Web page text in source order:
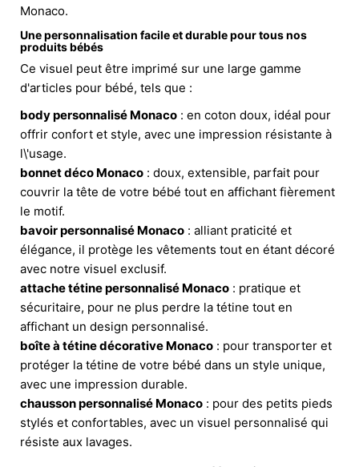
Monaco.
Une personnalisation facile et durable pour tous nos
produits bébés
Ce visuel peut être imprimé sur une large gamme
d'articles pour bébé, tels que :
body personnalisé Monaco : en coton doux, idéal pour
offrir confort et style, avec une impression résistante à
l\'usage.
bonnet déco Monaco : doux, extensible, parfait pour
couvrir la tête de votre bébé tout en affichant fièrement
le motif.
bavoir personnalisé Monaco : alliant praticité et
élégance, il protège les vêtements tout en étant décoré
avec notre visuel exclusif.
attache tétine personnalisé Monaco : pratique et
sécuritaire, pour ne plus perdre la tétine tout en
affichant un design personnalisé.
boîte à tétine décorative Monaco : pour transporter et
protéger la tétine de votre bébé dans un style unique,
avec une impression durable.
chausson personnalisé Monaco : pour des petits pieds
stylés et confortables, avec un visuel personnalisé qui
résiste aux lavages.